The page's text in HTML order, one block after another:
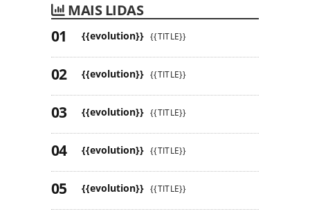
MAIS LIDAS
{{evolution}} {{TITLE}}
{{evolution}} {{TITLE}}
{{evolution}} {{TITLE}}
{{evolution}} {{TITLE}}
{{evolution}} {{TITLE}}